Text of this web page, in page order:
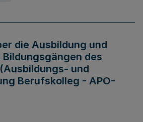
die Ausbildung und
des
und
Berufskolleg - APO-